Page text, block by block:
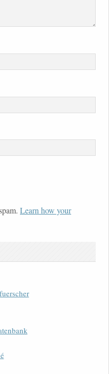
Learn how your